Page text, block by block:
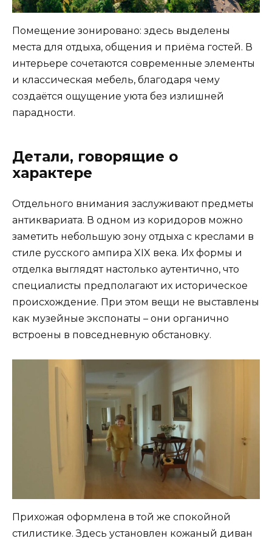
Помещение зонировано: здесь выделены
места для отдыха, общения и приёма гостей. В
интерьере сочетаются современные элементы
и классическая мебель, благодаря чему
создаётся ощущение уюта без излишней
парадности.
Детали, говорящие о
характере
Отдельного внимания заслуживают предметы
антиквариата. В одном из коридоров можно
заметить небольшую зону отдыха с креслами в
стиле русского ампира XIX века. Их формы и
отделка выглядят настолько аутентично, что
специалисты предполагают их историческое
происхождение. При этом вещи не выставлены
как музейные экспонаты – они органично
встроены в повседневную обстановку.
Прихожая оформлена в той же спокойной
стилистике. Здесь установлен кожаный диван